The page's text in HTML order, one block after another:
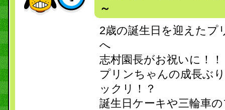
～
2歳の誕生日を迎えたプ
へ
志村園長がお祝いに！！
プリンちゃんの成長ぶ
ックリ！？
誕生日ケーキや三輪車